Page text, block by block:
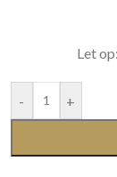
Let
- +